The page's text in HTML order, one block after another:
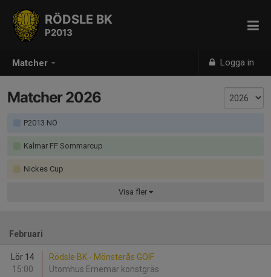
Matcher Logga in
RÖDSLE BK
P2013
Matcher 2026
P2013 NÖ
Kalmar FF Sommarcup
Nickes Cup
Visa fler
Februari
Lör 14
15:00
Rödsle BK - Mönsterås GOIF
Utomhus Ernemar konstgräs